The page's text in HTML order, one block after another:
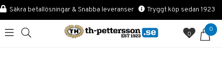
Säkra betallösningar & Snabba leveranser Tryggt köp sedan 1923
0
0